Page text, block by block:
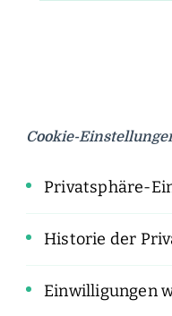
Cookie-
Privatsphäre-
Historie der
Einwilligungen